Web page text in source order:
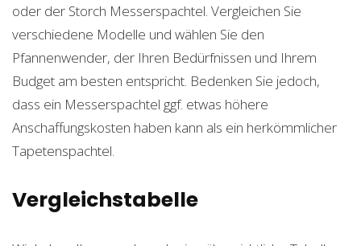
oder der Storch Messerspachtel. Vergleichen Sie
verschiedene Modelle und wählen Sie den
Pfannenwender, der Ihren Bedürfnissen und Ihrem
Budget am besten entspricht. Bedenken Sie jedoch,
dass ein Messerspachtel ggf. etwas höhere
Anschaffungskosten haben kann als ein herkömmlicher
Tapetenspachtel.
Vergleichstabelle